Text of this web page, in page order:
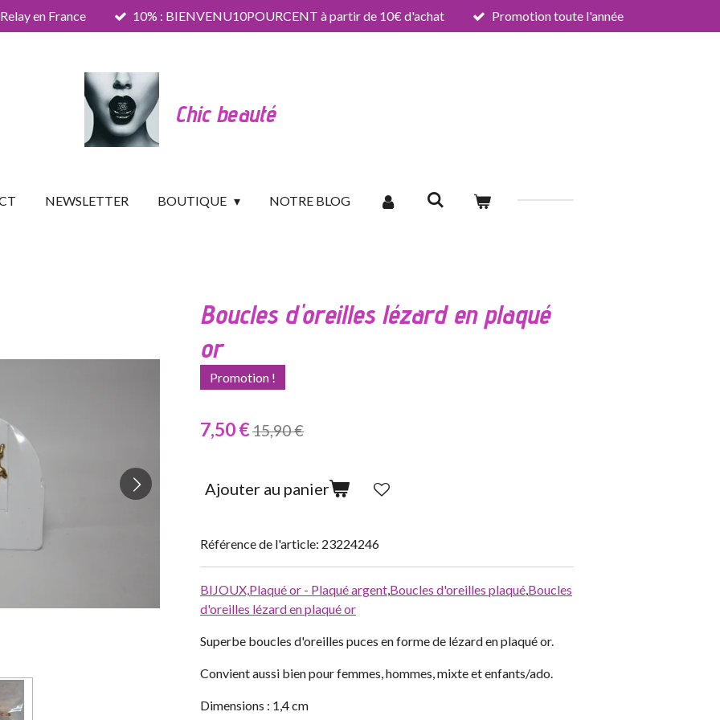
en France 10% : BIENVENU10POURCENT à partir de 10€ d'achat Promotion toute l'année
Chic beauté
NEWSLETTER BOUTIQUE NOTRE BLOG
Boucles d'oreilles lézard en plaqué
or
Promotion !
7,50 €15,90 €
Ajouter au panier
Référence de l'article: 23224246
BIJOUX, Plaqué or - Plaqué argent Boucles d'oreilles plaqué Boucles
d'oreilles lézard en plaqué or
Superbe boucles d'oreilles puces en forme de lézard en plaqué or.
Convient aussi bien pour femmes, hommes, mixte et enfants/ado.
Dimensions : 1,4 cm